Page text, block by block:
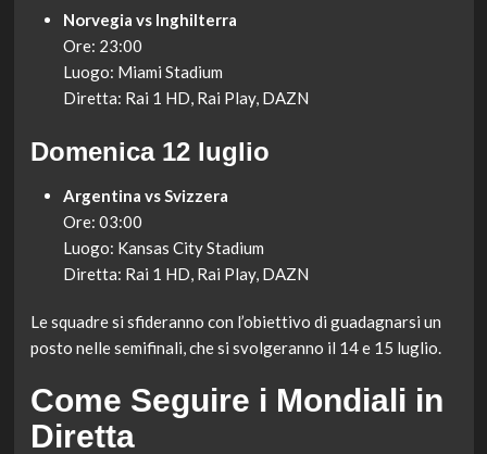
Norvegia vs Inghilterra
Ore: 23:00
Luogo: Miami Stadium
Diretta: Rai 1 HD, Rai Play, DAZN
Domenica 12 luglio
Argentina vs Svizzera
Ore: 03:00
Luogo: Kansas City Stadium
Diretta: Rai 1 HD, Rai Play, DAZN
Le squadre si sfideranno con l’obiettivo di guadagnarsi un
posto nelle semifinali, che si svolgeranno il 14 e 15 luglio.
Come Seguire i Mondiali in
Diretta